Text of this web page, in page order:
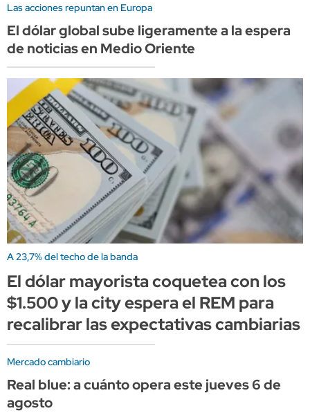
Las acciones repuntan en Europa
El dólar global sube ligeramente a la espera
de noticias en Medio Oriente
A 23,7% del techo de la banda
El dólar mayorista coquetea con los
$1.500 y la city espera el REM para
recalibrar las expectativas cambiarias
Mercado cambiario
Real blue: a cuánto opera este jueves 6 de
agosto